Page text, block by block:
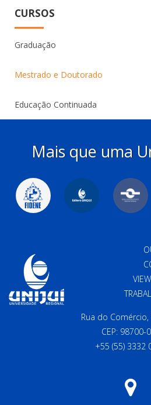
CURSOS
Graduação
Mestrado e Doutorado
Educação Continuada
Mais que uma
Rua do
CEP: 98700-
+55 (55) 3332